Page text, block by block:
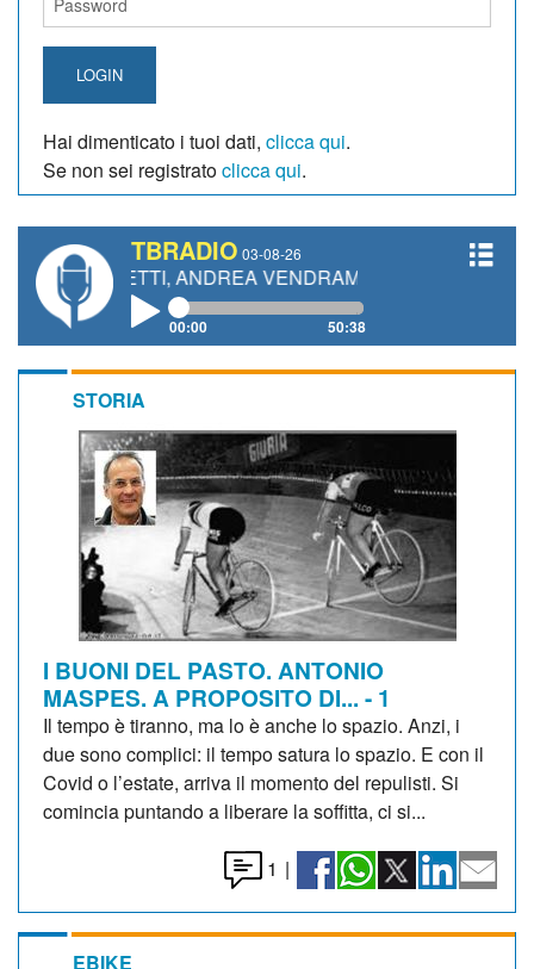
LOGIN
Hai dimenticato i tuoi dati, clicca qui.
Se non sei registratoclicca qui.
TBRADIO 03-08-26
ANDREA VENDRAME, FILIPPO FIORELLI
00:00 50:38
STORIA
I BUONI DEL PASTO. ANTONIO
MASPES. A PROPOSITO DI... - 1
Il tempo è tiranno, ma lo è anche lo spazio. Anzi, i
due sono complici: il tempo satura lo spazio. E con il
Covid o l’estate, arriva il momento del repulisti. Si
comincia puntando a liberare la soffitta, ci si...
1 |
EBIKE